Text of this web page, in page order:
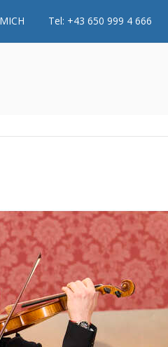
Tel: +43 650 999 4 666